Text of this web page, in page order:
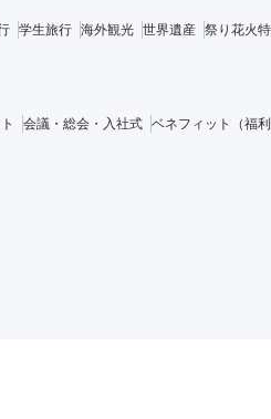
学生旅行 海外観光 世界遺産 祭り花火
会議・総会・入社式 ベネフィット（福利